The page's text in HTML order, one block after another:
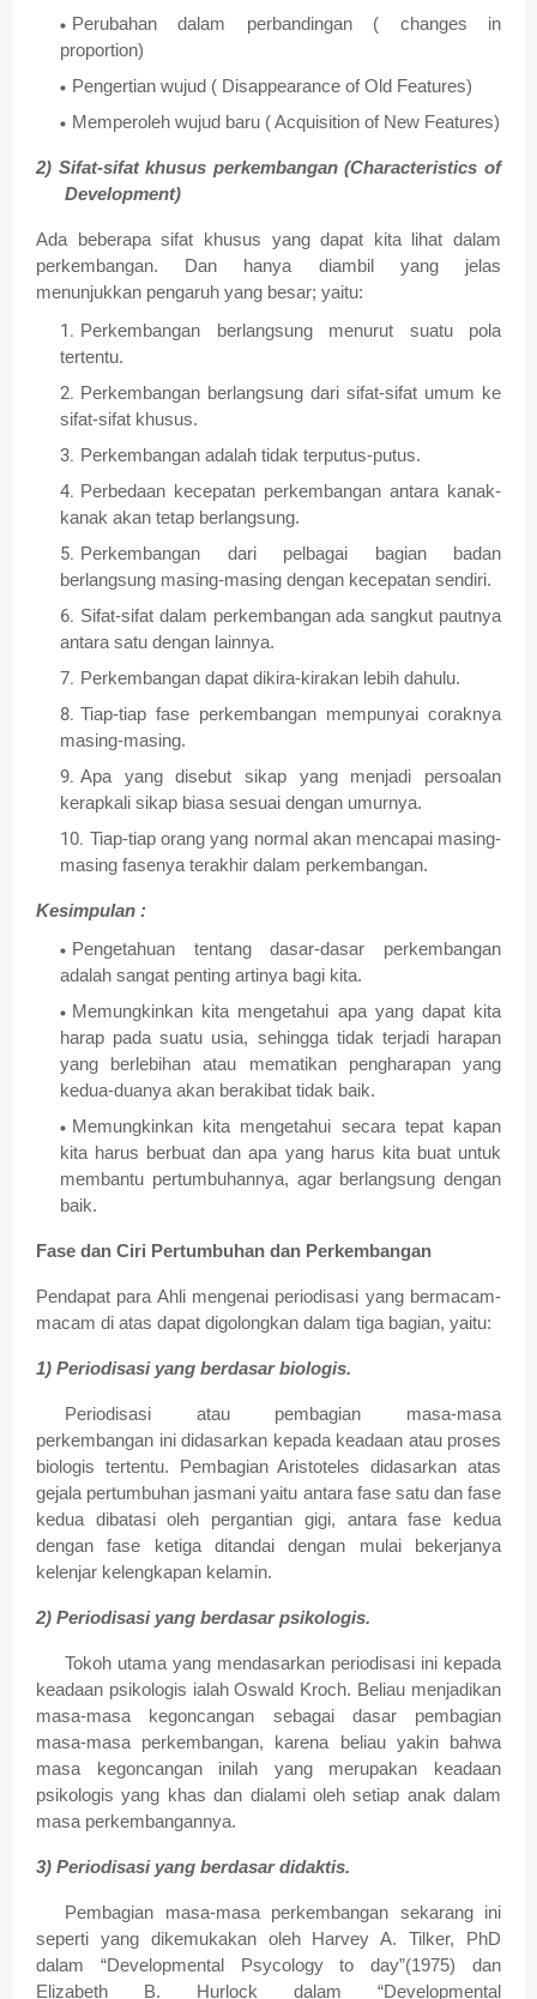
Perubahan dalam perbandingan ( changes in
proportion)
Pengertian wujud ( Disappearance of Old Features)
Memperoleh wujud baru ( Acquisition of New Features)
2) Sifat-sifat khusus perkembangan (Characteristics of
Development)
Ada beberapa sifat khusus yang dapat kita lihat dalam
perkembangan. Dan hanya diambil yang jelas
menunjukkan pengaruh yang besar; yaitu:
Perkembangan berlangsung menurut suatu pola
tertentu.
Perkembangan berlangsung dari sifat-sifat umum ke
sifat-sifat khusus.
Perkembangan adalah tidak terputus-putus.
Perbedaan kecepatan perkembangan antara kanak-
kanak akan tetap berlangsung.
Perkembangan dari pelbagai bagian badan
berlangsung masing-masing dengan kecepatan sendiri.
Sifat-sifat dalam perkembangan ada sangkut pautnya
antara satu dengan lainnya.
Perkembangan dapat dikira-kirakan lebih dahulu.
Tiap-tiap fase perkembangan mempunyai coraknya
masing-masing.
Apa yang disebut sikap yang menjadi persoalan
kerapkali sikap biasa sesuai dengan umurnya.
Tiap-tiap orang yang normal akan mencapai masing-
masing fasenya terakhir dalam perkembangan.
Kesimpulan :
Pengetahuan tentang dasar-dasar perkembangan
adalah sangat penting artinya bagi kita.
Memungkinkan kita mengetahui apa yang dapat kita
harap pada suatu usia, sehingga tidak terjadi harapan
yang berlebihan atau mematikan pengharapan yang
kedua-duanya akan berakibat tidak baik.
Memungkinkan kita mengetahui secara tepat kapan
kita harus berbuat dan apa yang harus kita buat untuk
membantu pertumbuhannya, agar berlangsung dengan
baik.
Fase dan Ciri Pertumbuhan dan Perkembangan
Pendapat para Ahli mengenai periodisasi yang bermacam-
macam di atas dapat digolongkan dalam tiga bagian, yaitu:
1) Periodisasi yang berdasar biologis.
Periodisasi atau pembagian masa-masa
perkembangan ini didasarkan kepada keadaan atau proses
biologis tertentu. Pembagian Aristoteles didasarkan atas
gejala pertumbuhan jasmani yaitu antara fase satu dan fase
kedua dibatasi oleh pergantian gigi, antara fase kedua
dengan fase ketiga ditandai dengan mulai bekerjanya
kelenjar kelengkapan kelamin.
2) Periodisasi yang berdasar psikologis.
Tokoh utama yang mendasarkan periodisasi ini kepada
keadaan psikologis ialah Oswald Kroch. Beliau menjadikan
masa-masa kegoncangan sebagai dasar pembagian
masa-masa perkembangan, karena beliau yakin bahwa
masa kegoncangan inilah yang merupakan keadaan
psikologis yang khas dan dialami oleh setiap anak dalam
masa perkembangannya.
3) Periodisasi yang berdasar didaktis.
Pembagian masa-masa perkembangan sekarang ini
seperti yang dikemukakan oleh Harvey A. Tilker, PhD
dalam “Developmental Psycology to day”(1975) dan
Elizabeth B. Hurlock dalam “Developmental